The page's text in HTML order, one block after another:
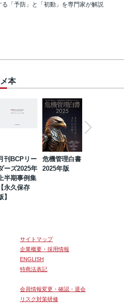
る「予防」と「初動」を専門家が解説
本
刊BCPリー
ーズ2025年
上半期事例集
【永久保存
】
危機管理白書
2025年版
サイトマップ
企業概要・採用情報
ENGLISH
特商法表記
会員情報変更・確認・退会
リスク対策研修